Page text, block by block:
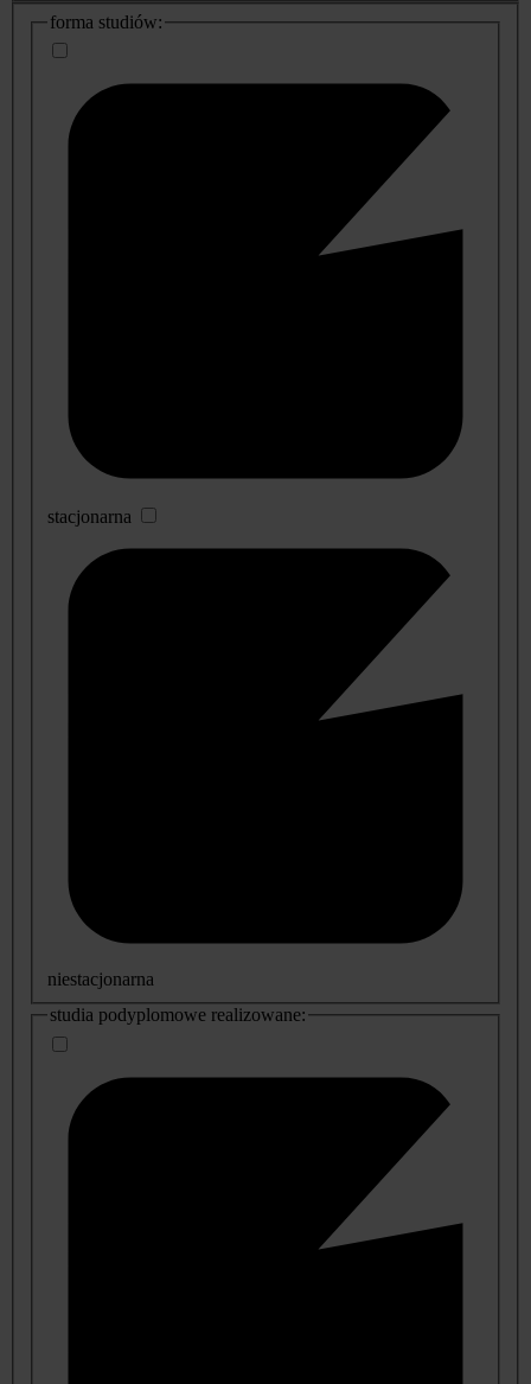
dodatkowe
informacje
forma studiów:
stacjonarna
niestacjonarna
studia podyplomowe realizowane: